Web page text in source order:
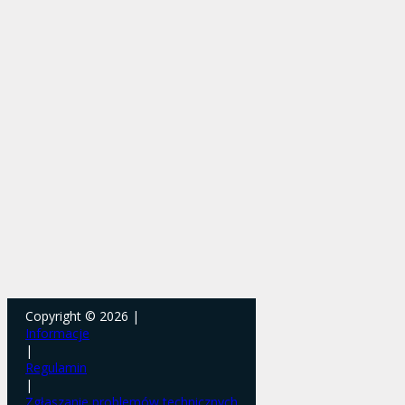
Copyright © 2026 |
Informacje
|
Regulamin
|